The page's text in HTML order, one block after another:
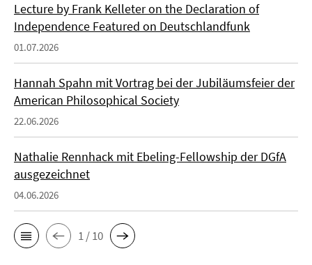
Lecture by Frank Kelleter on the Declaration of
Independence Featured on Deutschlandfunk
01.07.2026
Hannah Spahn mit Vortrag bei der Jubiläumsfeier der
American Philosophical Society
22.06.2026
Nathalie Rennhack mit Ebeling-Fellowship der DGfA
ausgezeichnet
04.06.2026
1 / 10